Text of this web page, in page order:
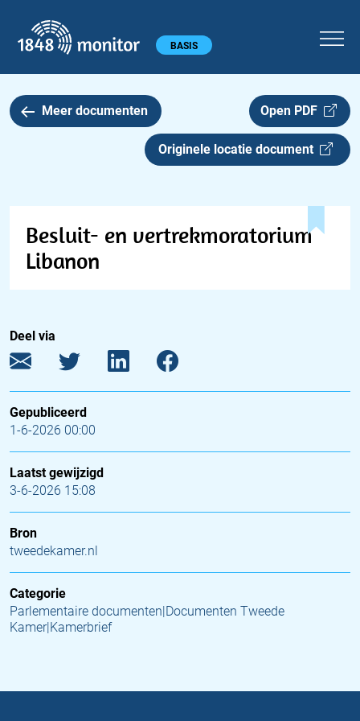
Hoofdmenu BASIS
Meer documenten Open PDF
Originele locatie document
Besluit- en vertrekmoratorium
Libanon
Deel via
Gepubliceerd
1-6-2026 00:00
Laatst gewijzigd
3-6-2026 15:08
Bron
tweedekamer.nl
Categorie
Parlementaire documenten|Documenten Tweede
Kamer|Kamerbrief